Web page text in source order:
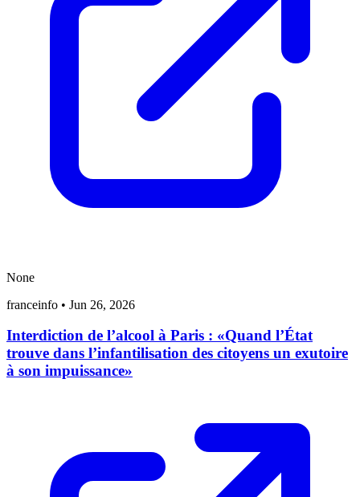
None
franceinfo • Jun 26, 2026
Interdiction de l’alcool à Paris : «Quand l’État
trouve dans l’infantilisation des citoyens un exutoire
à son impuissance»